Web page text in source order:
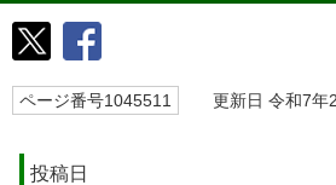
ページ番号1045511 更新日 令和7年
投稿日